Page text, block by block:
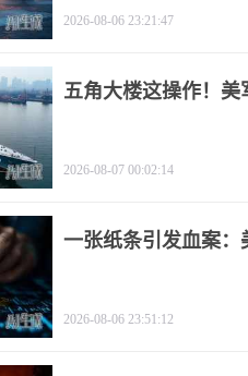
2026-08-06 23:21:47
五角大楼这操作！
2026-08-07 00:02:14
一张纸条引发血案：
2026-08-06 23:51:12